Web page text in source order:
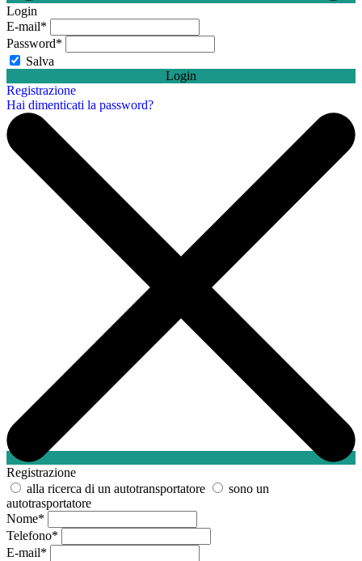
Login
E-mail*
Password*
Salva
Login
Registrazione
Hai dimenticati la password?
Registrazione
alla ricerca di un autotransportatore
sono un
autotrasportatore
Nome*
Telefono*
E-mail*